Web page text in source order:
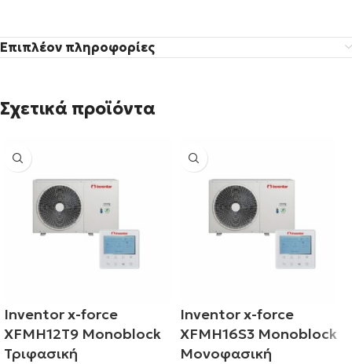
Επιπλέον πληροφορίες
Σχετικά προϊόντα
Inventor x-force
XFMH12T9 Monoblock
Τριφασική
Inventor x-force
XFMH16S3 Monoblock
Μονοφασική